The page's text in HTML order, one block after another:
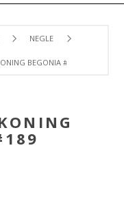
NEGLE
BEGONIA #189